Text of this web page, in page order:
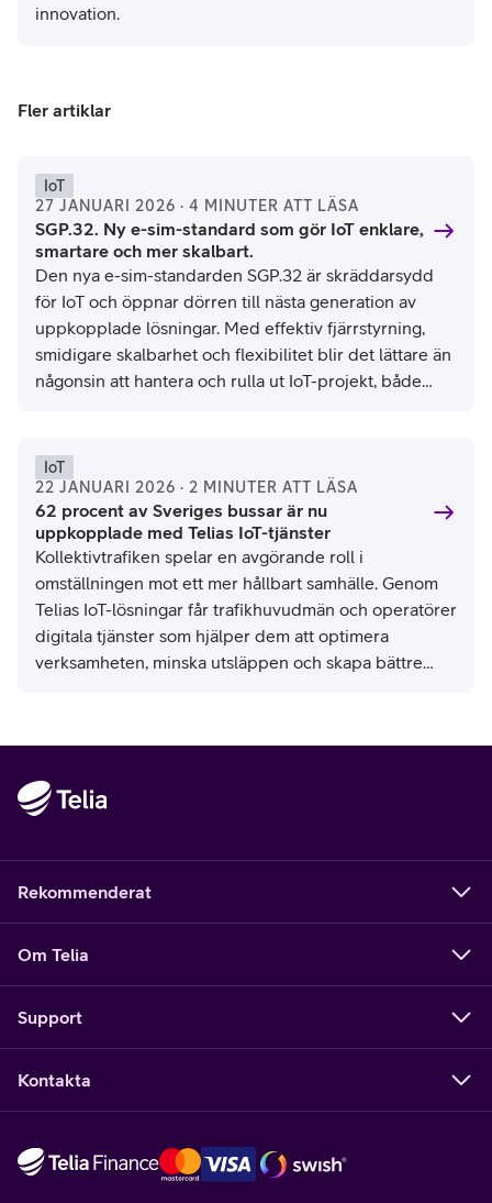
innovation.
Fler artiklar
IoT
27 JANUARI 2026 · 4 MINUTER ATT LÄSA
SGP.32. Ny e-sim-standard som gör IoT enklare,
smartare och mer skalbart.
Den nya e-sim-standarden SGP.32 är skräddarsydd
för IoT och öppnar dörren till nästa generation av
uppkopplade lösningar. Med effektiv fjärrstyrning,
smidigare skalbarhet och flexibilitet blir det lättare än
någonsin att hantera och rulla ut IoT-projekt, både
IoT
22 JANUARI 2026 · 2 MINUTER ATT LÄSA
62 procent av Sveriges bussar är nu
uppkopplade med Telias IoT-tjänster
Kollektivtrafiken spelar en avgörande roll i
omställningen mot ett mer hållbart samhälle. Genom
Telias IoT-lösningar får trafikhuvudmän och operatörer
digitala tjänster som hjälper dem att optimera
verksamheten, minska utsläppen och skapa bättre
Rekommenderat
Om Telia
Support
Kontakta